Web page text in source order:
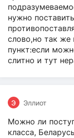
нужно
слово,но так же
пункт:если
слитно и тут
Э Эллиот
Можно ли
класса, Беларусь